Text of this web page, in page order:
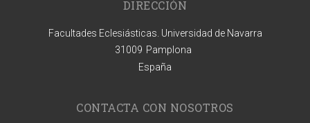
DIRECCIÓN
Facultades Eclesiásticas. Universidad de Navarra
31009 Pamplona
España
CONTACTA CON NOSOTROS